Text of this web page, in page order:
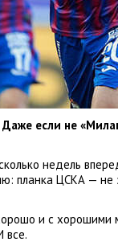
если не
недель
планка ЦСКА — не
и с хорошими
все.